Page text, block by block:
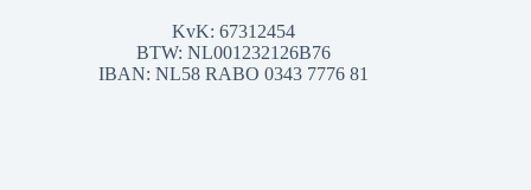
KvK: 67312454
BTW: NL001232126B76
IBAN: NL58 RABO 0343 7776 81